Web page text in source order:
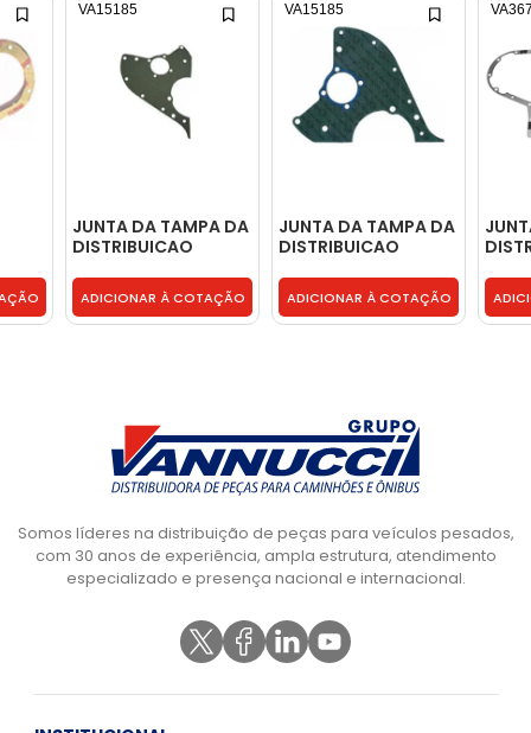
JUNTA DA TAMPA DA
DISTRIBUICAO
3430150080
ADICIONAR À COTAÇÃO
VA15185
JUNTA DA TAMPA DA
DISTRIBUICAO
3430150080
ADICIONAR À COTAÇÃO
VA15185
Somos líderes na distribuição de peças para veículos pesados,
com 30 anos de experiência, ampla estrutura, atendimento
especializado e presença nacional e internacional.